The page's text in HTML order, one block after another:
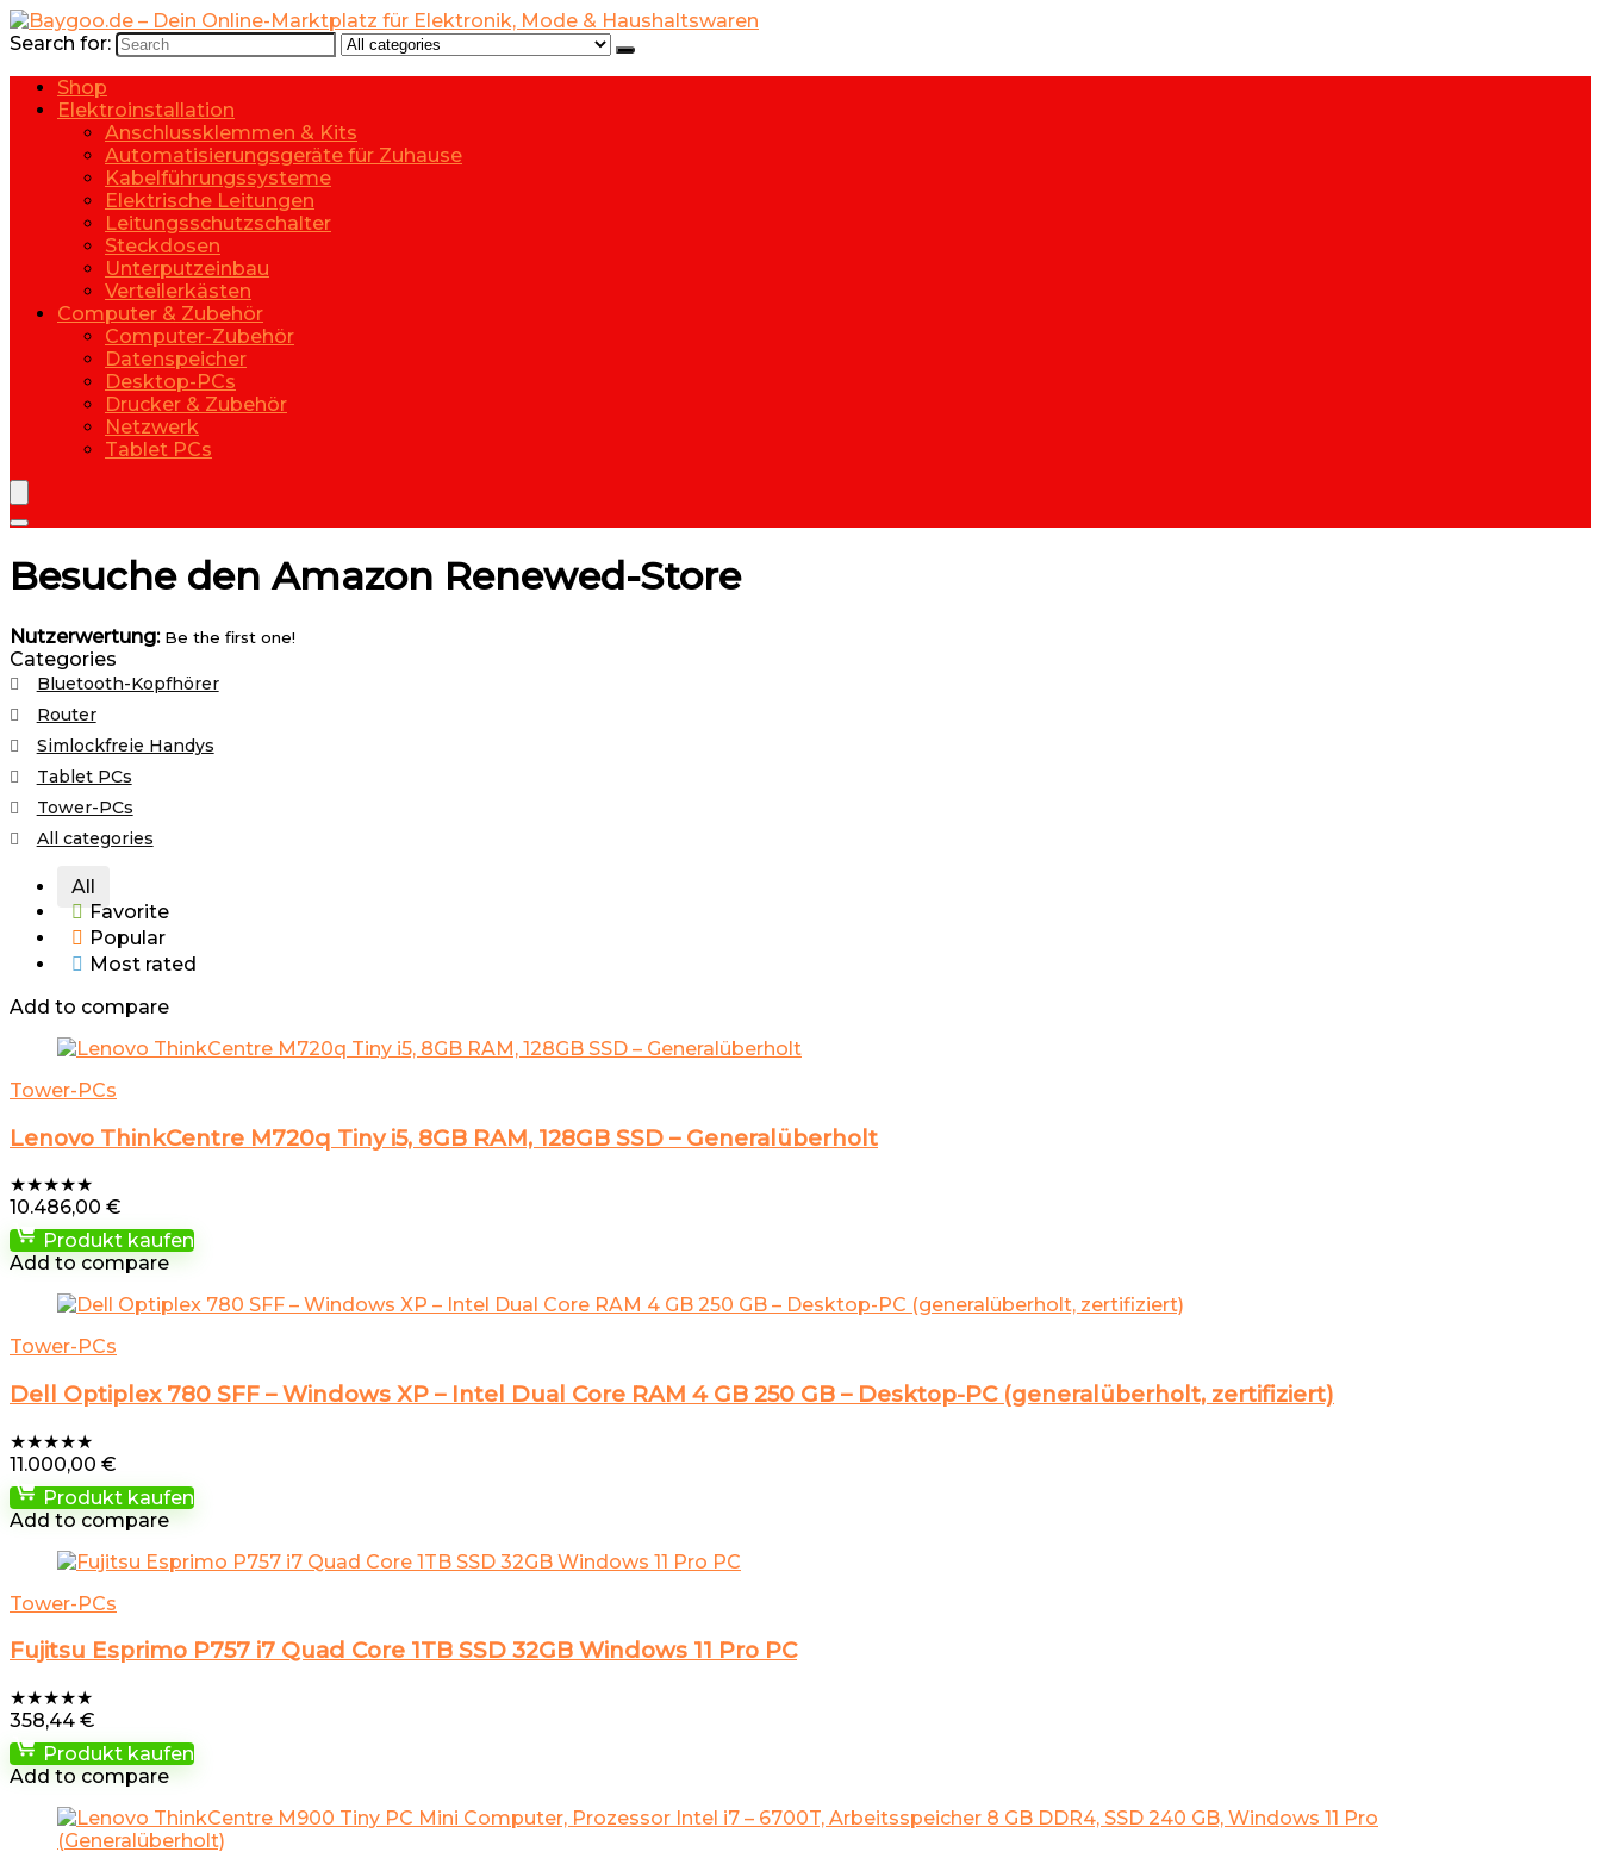
Search for:
Shop
Elektroinstallation
Anschlussklemmen & Kits
Automatisierungsgeräte für Zuhause
Kabelführungssysteme
Elektrische Leitungen
Leitungsschutzschalter
Steckdosen
Unterputzeinbau
Verteilerkästen
Computer & Zubehör
Computer-Zubehör
Datenspeicher
Desktop-PCs
Drucker & Zubehör
Netzwerk
Tablet PCs
Besuche den Amazon Renewed-Store
Nutzerwertung: Be the first one!
Categories
Bluetooth-Kopfhörer
Router
Simlockfreie Handys
Tablet PCs
Tower-PCs
All categories
All
Favorite
Popular
Most rated
Add to compare
Tower-PCs
Lenovo ThinkCentre M720q Tiny i5, 8GB RAM, 128GB SSD – Generalüberholt
★★★★★
10.486,00 €
Produkt kaufen
Add to compare
Tower-PCs
Dell Optiplex 780 SFF – Windows XP – Intel Dual Core RAM 4 GB 250 GB – Desktop-PC (generalüberholt, zertifiziert)
★★★★★
11.000,00 €
Produkt kaufen
Add to compare
Tower-PCs
Fujitsu Esprimo P757 i7 Quad Core 1TB SSD 32GB Windows 11 Pro PC
★★★★★
358,44 €
Produkt kaufen
Add to compare